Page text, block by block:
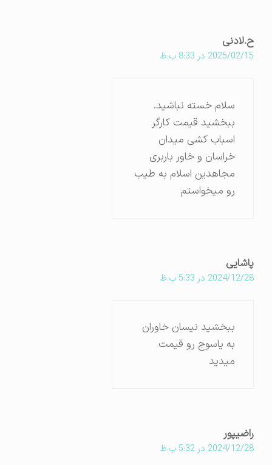
ح.لادنی
2025/02/15 در 8:33 ب.ظ
سلام خسته نباشید.
ببخشید قیمت کارگر
اسباب کشی میدان
خراسان و خاور باربری
مجاهدین اسلام به طیب
رو میخواستم
پاشایی
2024/12/28 در 5:33 ب.ظ
ببخشید نیسان خاوران
به یاسوج رو قیمت
میدید
راضیپور
2024/12/28 در 5:32 ب.ظ